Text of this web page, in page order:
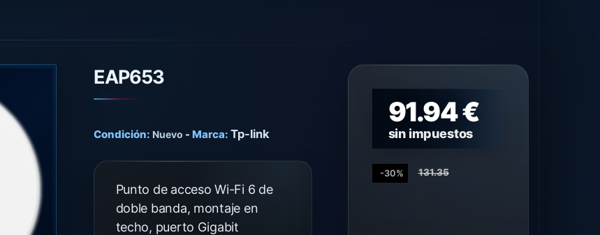
EAP653
Condición: Nuevo - Marca: Tp-link
Punto de acceso Wi-Fi 6 de
doble banda, montaje en
techo, puerto Gigabit
91.94 €
sin impuestos
-30% 131.35